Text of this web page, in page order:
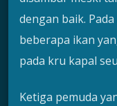
dengan baik.
beberapa ikan
pada kru kapal
Ketiga pemuda